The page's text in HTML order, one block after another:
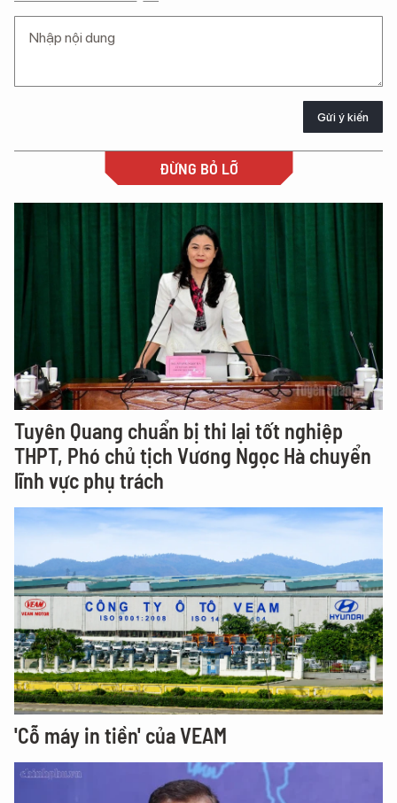
Gửi ý kiến
ĐỪNG BỎ LỠ
Tuyên Quang chuẩn bị thi lại tốt nghiệp
THPT, Phó chủ tịch Vương Ngọc Hà chuyển
lĩnh vực phụ trách
'Cỗ máy in tiền' của VEAM